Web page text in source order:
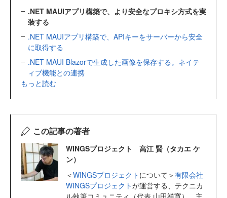
.NET MAUIアプリ構築で、より安全なプロキシ方式を実
装する
.NET MAUIアプリ構築で、APIキーをサーバーから安全
に取得する
.NET MAUI Blazorで生成した画像を保存する。ネイテ
ィブ機能との連携
もっと読む
この記事の著者
WINGSプロジェクト 高江 賢（タカエ ケ
ン）
＜WINGSプロジェクト について＞有限会社
WINGSプロジェクトが運営する、テクニカ
ル執筆コミュニティ（代表 山田祥寛）。主